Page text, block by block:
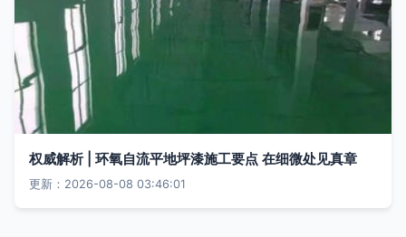
权威解析 | 环氧自流平地坪漆施工要点 在细微处见真章
更新：2026-08-08 03:46:01